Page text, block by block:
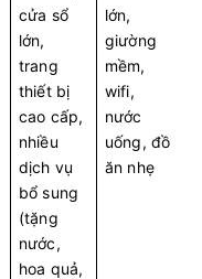
cửa sổ
lớn,
trang
thiết bị
cao cấp,
nhiều
dịch vụ
bổ sung
(tặng
nước,
hoa quả,
lớn,
giường
mềm,
wifi,
nước
uống, đồ
ăn nhẹ